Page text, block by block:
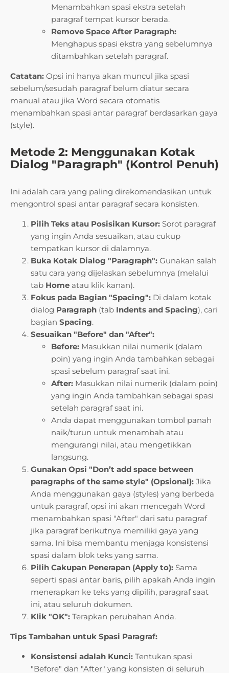
Menambahkan spasi ekstra setelah
paragraf tempat kursor berada.
Remove Space After Paragraph:
Menghapus spasi ekstra yang sebelumnya
ditambahkan setelah paragraf.
Catatan: Opsi ini hanya akan muncul jika spasi
sebelum/sesudah paragraf belum diatur secara
manual atau jika Word secara otomatis
menambahkan spasi antar paragraf berdasarkan gaya
(style).
Metode 2: Menggunakan Kotak
Dialog "Paragraph" (Kontrol Penuh)
Ini adalah cara yang paling direkomendasikan untuk
mengontrol spasi antar paragraf secara konsisten.
Pilih Teks atau Posisikan Kursor: Sorot paragraf
yang ingin Anda sesuaikan, atau cukup
tempatkan kursor di dalamnya.
Buka Kotak Dialog "Paragraph": Gunakan salah
satu cara yang dijelaskan sebelumnya (melalui
tab Home atau klik kanan).
Fokus pada Bagian "Spacing": Di dalam kotak
dialog Paragraph (tab Indents and Spacing), cari
bagian Spacing.
Sesuaikan "Before" dan "After":
Before: Masukkan nilai numerik (dalam
poin) yang ingin Anda tambahkan sebagai
spasi sebelum paragraf saat ini.
After: Masukkan nilai numerik (dalam poin)
yang ingin Anda tambahkan sebagai spasi
setelah paragraf saat ini.
Anda dapat menggunakan tombol panah
naik/turun untuk menambah atau
mengurangi nilai, atau mengetikkan
langsung.
Gunakan Opsi "Don’t add space between
paragraphs of the same style" (Opsional): Jika
Anda menggunakan gaya (styles) yang berbeda
untuk paragraf, opsi ini akan mencegah Word
menambahkan spasi "After" dari satu paragraf
jika paragraf berikutnya memiliki gaya yang
sama. Ini bisa membantu menjaga konsistensi
spasi dalam blok teks yang sama.
Pilih Cakupan Penerapan (Apply to): Sama
seperti spasi antar baris, pilih apakah Anda ingin
menerapkan ke teks yang dipilih, paragraf saat
ini, atau seluruh dokumen.
Klik "OK": Terapkan perubahan Anda.
Tips Tambahan untuk Spasi Paragraf:
Konsistensi adalah Kunci: Tentukan spasi
"Before" dan "After" yang konsisten di seluruh